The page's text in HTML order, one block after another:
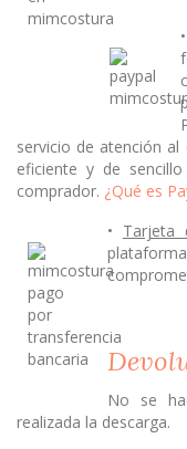
•
servicio de atención
eficiente y de
comprador. ¿Qué es
• Tarjeta
No se
realizada la descarga.